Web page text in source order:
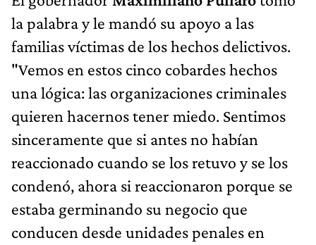
la palabra y le mandó su apoyo a las
familias víctimas de los hechos delictivos.
"Vemos en estos cinco cobardes hechos
una lógica: las organizaciones criminales
quieren hacernos tener miedo. Sentimos
sinceramente que si antes no habían
reaccionado cuando se los retuvo y se los
condenó, ahora si reaccionaron porque se
estaba germinando su negocio que
conducen desde unidades penales en